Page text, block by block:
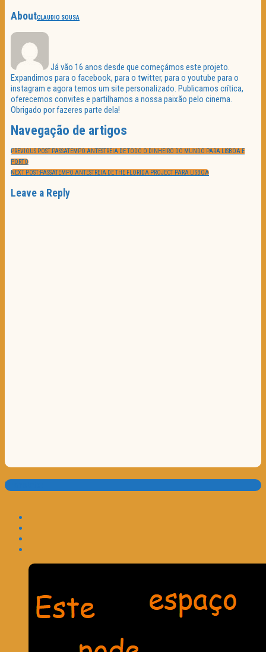
AboutCLAUDIO SOUSA
Já vão 16 anos desde que começámos este projeto.
Expandimos para o facebook, para o twitter, para o youtube para o
instagram e agora temos um site personalizado. Publicamos crítica,
oferecemos convites e partilhamos a nossa paixão pelo cinema.
Obrigado por fazeres parte dela!
Navegação de artigos
PREVIOUS POST:PASSATEMPO ANTESTREIA DE TODO O DINHEIRO DO MUNDO PARA LISBOA E
PORTO
NEXT POST:PASSATEMPO ANTESTREIA DE THE FLORIDA PROJECT PARA LISBOA
Leave a Reply
Translate: